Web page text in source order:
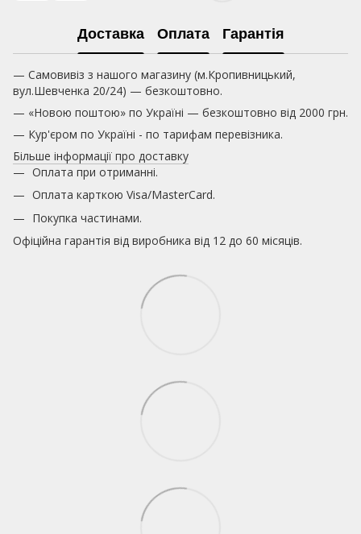
Доставка Оплата Гарантія
— Самовивіз з нашого магазину (м.Кропивницький,
вул.Шевченка 20/24) — безкоштовно.
— «Новою поштою» по Україні — безкоштовно від 2000 грн.
— Кур'єром по Україні - по тарифам перевізника.
Більше інформації про доставку
Оплата при отриманні.
Оплата карткою Visa/MasterCard.
Покупка частинами.
Офіційна гарантія від виробника від 12 до 60 місяців.